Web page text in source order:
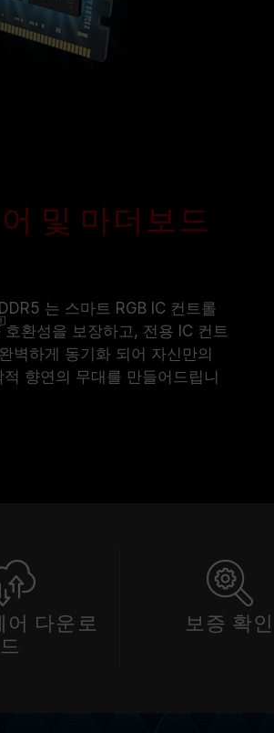
어 및 마더보드
는 스마트 RGB IC 컨트롤
호환성을 보장하고, 전용 IC 컨트
벽하게 동기화 되어 자신만의
향연의 무대를 만들어드립니
어 다운로
드
보증 확인